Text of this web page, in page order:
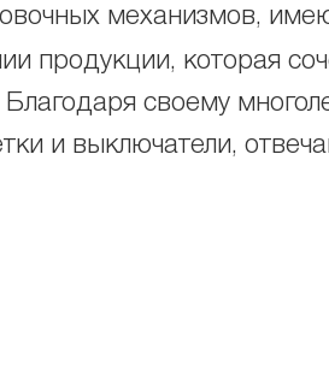
механизмов,
продукции, которая
своему
и выключатели,